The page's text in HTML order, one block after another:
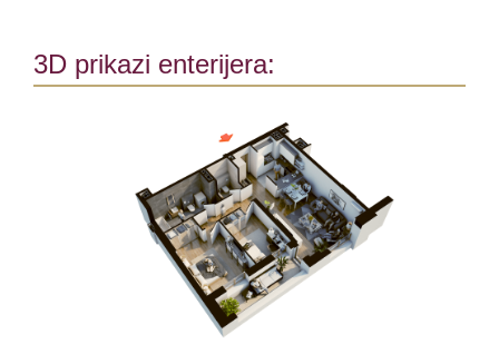
3D prikazi enterijera: